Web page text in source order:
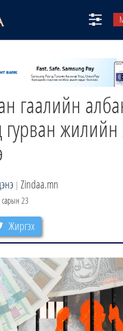
гаалийн
гурван
| Zindaa.mn
23
Жиргэх